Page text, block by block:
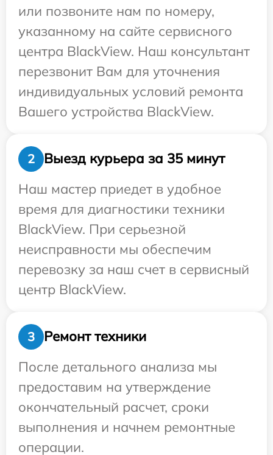
или позвоните нам по номеру,
указанному на сайте сервисного
центра BlackView. Наш консультант
перезвонит Вам для уточнения
индивидуальных условий ремонта
Вашего устройства BlackView.
2
Выезд курьера за 35 минут
Наш мастер приедет в удобное
время для диагностики техники
BlackView. При серьезной
неисправности мы обеспечим
перевозку за наш счет в сервисный
центр BlackView.
3
Ремонт техники
После детального анализа мы
предоставим на утверждение
окончательный расчет, сроки
выполнения и начнем ремонтные
операции.